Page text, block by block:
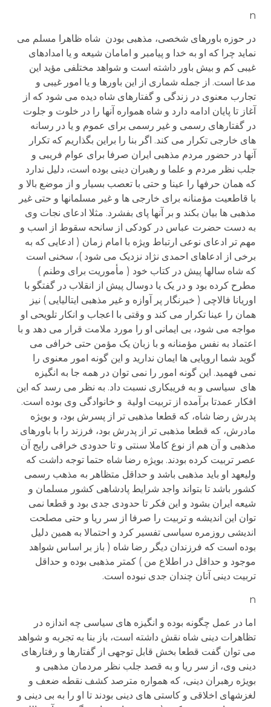
n
در حوزه باورهای شخصی، مذهبی بودن شاه ظاهرا مسلم می
نماید چرا که او به خدا و پیامبر و امامان شیعه و یا امدادهای
غیبی کم و بیش باور داشته است و شواهد مختلفی مؤید این
مدعا است. از جمله شماری از این باورها و یا امور غیبی و
تجارب معنوی در زندگی و گفتارهای شاه دیده می شود که از
آغاز تا پایان ادامه دارد و شاه همواره آنها را در خلوت و جلوت
در گفتارهای رسمی و غیر رسمی برای عموم و یا در رسانه
های خارجی تکرار می کند. اگر بنا را براین بگذاریم که تکرار
آنها در حضور مردم مذهبی ایران صرفا برای عوام فریبی و
جلب نظر مردم و علما و رهبران دینی بوده است، دلیل ندارد
که همان حرفها را عینا و حتی با تعصب بسیار و از موضع بالا و
با قاطعیت مؤمنانه برای خارجی ها و غیر مسلمانها و حتی غیر
مذهبی ها بیان بکند و بر آنها پای بفشرد. مثلا ادعای نجات وی
به دست حضرت عباس در کودکی از سانحه سقوط از اسب و
مهم تر ادعای نوعی ارتباط ویژه با امام زمان ( ادعایی که به
برخی از ادعاهای احمدی نژاد نزدیک می شود )، سخنی است
که شاه سالها پیش در کتاب خود ( مأموریت برای وطنم )
مطرح کرده بود و در یک یا دوسال پیش از انقلاب در گفتگو با
اوریانا فالاچی ( خبرنگار پر آوازه و غیر مذهبی ایتالیایی ) نیز
همان را عینا تکرار می کند و وقتی با اعجاب و انکار تلویحی او
مواجه می شود، بی ایمانی او را مورد ملامت قرار می دهد و با
اعتماد به نفس مؤمنانه و با زبان یک مؤمن حتی خرافی می
گوید شما اروپایی ها ایمان ندارید و این گونه امور معنوی را
نمی فهمید. این گونه امور را نمی توان در همه جا به انگیزه
های سیاسی و به فریبکاری نسبت داد. به نظر می رسد که این
افکار عمدتا برآمده از تربیت اولیة و خانوادگی وی بوده است.
پدرش رضا شاه، که قطعا مذهبی تر از پسرش بود، و بویژه
مادرش، که قطعا مذهبی تر از پدرش بود، فرزند را با باورهای
مذهبی و آن هم از نوع کاملا سنتی و تا حدودی خرافی رایج آن
عصر تربیت کرده بودند. بویژه رضا شاه حتما توجه داشت که
ولیعهد او باید مذهبی باشد و حداقل متظاهر به مذهب رسمی
کشور باشد تا بتواند واجد شرایط پادشاهی کشور مسلمان و
شیعه ایران بشود و این فکر تا حدودی جدی بود و قطعا نمی
توان این اندیشه و تربیت را صرفا از سر ریا و حتی مصلحت
اندیشی روزمره سیاسی تفسیر کرد و احتمالا به همین دلیل
بوده است که فرزندان دیگر رضا شاه ( باز بر اساس شواهد
موجود و حداقل در اطلاع من ) کمتر مذهبی بوده و حداقل
تربیت دینی آنان چندان جدی نبوده است.
n
اما در عمل چگونه بوده و انگیزه های سیاسی چه اندازه در
تظاهرات دینی شاه نقش داشته است، باز بنا به تجربه و شواهد
می توان گفت قطعا بخش قابل توجهی از گفتارها و رفتارهای
دینی وی، از سر ریا و به قصد جلب نظر مردمان مذهبی و
بویژه رهبران دینی، که همواره مترصد کشف نقطه ضعف و
لغزشهای اخلاقی و کاستی های دینی بودند تا او را به بی دینی و